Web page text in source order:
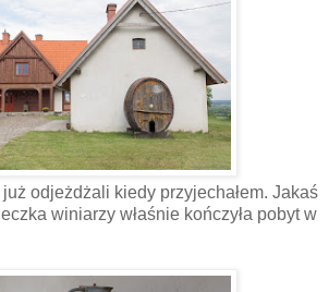
odjeżdżali kiedy przyjechałem. Jakaś
winiarzy właśnie kończyła pobyt w